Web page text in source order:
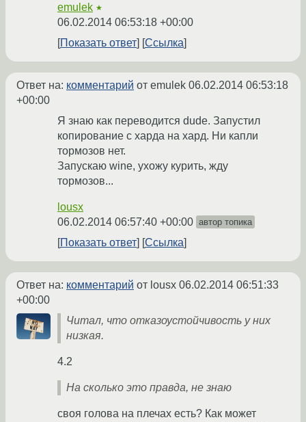
emulek ★
06.02.2014 06:53:18 +00:00
Показать ответ
Ссылка
Ответ на: комментарий от emulek 06.02.2014 06:53:18
+00:00
Я знаю как переводится dude. Запустил
копирование с харда на хард. Ни капли
тормозов нет.
Запускаю wine, ухожу курить, жду
тормозов...
lousx
06.02.2014 06:57:40 +00:00 автор топика
Показать ответ Ссылка
Ответ на: комментарий от lousx 06.02.2014 06:51:33
+00:00
Читал, что отказоустойчивость у них
низкая.
4.2
На сколько это правда, не знаю
своя голова на плечах есть? Как может